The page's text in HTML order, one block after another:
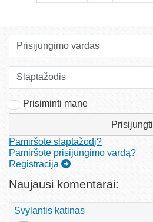
Prisijungimo vardas
Slaptažodis
Prisiminti mane
Prisijungti
Pamiršote slaptažodį?
Pamiršote prisijungimo vardą?
Registracija
Naujausi komentarai:
Svylantis katinas